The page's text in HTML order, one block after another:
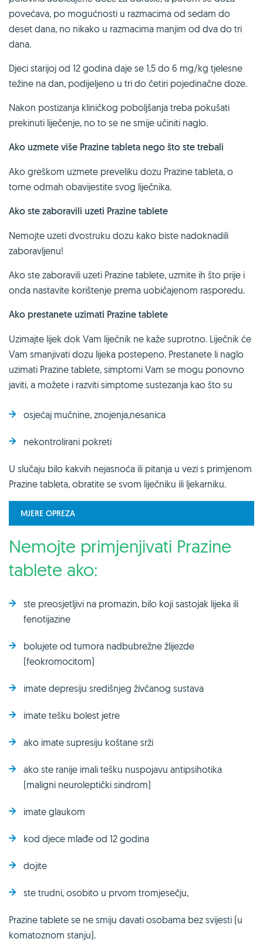
povećava, po mogućnosti u razmacima od sedam do
deset dana, no nikako u razmacima manjim od dva do tri
dana.
Djeci starijoj od 12 godina daje se 1,5 do 6 mg/kg tjelesne
težine na dan, podijeljeno u tri do četiri pojedinačne doze.
Nakon postizanja kliničkog poboljšanja treba pokušati
prekinuti liječenje, no to se ne smije učiniti naglo.
Ako uzmete više Prazine tableta nego što ste trebali
Ako greškom uzmete preveliku dozu Prazine tableta, o
tome odmah obavijestite svog liječnika.
Ako ste zaboravili uzeti Prazine tablete
Nemojte uzeti dvostruku dozu kako biste nadoknadili
zaboravljenu!
Ako ste zaboravili uzeti Prazine tablete, uzmite ih što prije i
onda nastavite korištenje prema uobičajenom rasporedu.
Ako prestanete uzimati Prazine tablete
Uzimajte lijek dok Vam liječnik ne kaže suprotno. Liječnik će
Vam smanjivati dozu lijeka postepeno. Prestanete li naglo
uzimati Prazine tablete, simptomi Vam se mogu ponovno
javiti, a možete i razviti simptome sustezanja kao što su
osjećaj mučnine, znojenja,nesanica
nekontrolirani pokreti
U slučaju bilo kakvih nejasnoća ili pitanja u vezi s primjenom
Prazine tableta, obratite se svom liječniku ili ljekarniku.
MJERE OPREZA
Nemojte primjenjivati Prazine
tablete ako:
ste preosjetljivi na promazin, bilo koji sastojak lijeka ili
fenotijazine
bolujete od tumora nadbubrežne žlijezde
(feokromocitom)
imate depresiju središnjeg živčanog sustava
imate tešku bolest jetre
ako imate supresiju koštane srži
ako ste ranije imali tešku nuspojavu antipsihotika
(maligni neuroleptički sindrom)
imate glaukom
kod djece mlađe od 12 godina
dojite
ste trudni, osobito u prvom tromjesečju,
Prazine tablete se ne smiju davati osobama bez svijesti (u
komatoznom stanju).